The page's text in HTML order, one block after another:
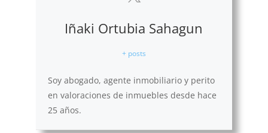
Iñaki Ortubia Sahagun
+ posts
Soy abogado, agente inmobiliario y perito
en valoraciones de inmuebles desde hace
25 años.